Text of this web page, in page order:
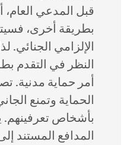
قبل المدعي العام،
بطريقة أخرى، فسيتم
الإلزامي الجنائي.
النظر في التقدم
أمر حماية مدنية.
الحماية وتمنع
بأشخاص تعرفينهم.
المدافع المستند إلى